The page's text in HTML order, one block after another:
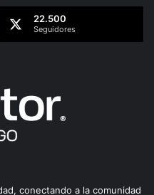
22.500
Seguidores
conectando a la comunidad